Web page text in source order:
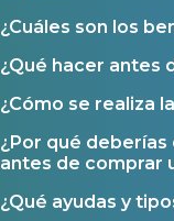
¿Cuáles son los
¿Qué hacer antes
¿Cómo se realiza
¿Por qué
antes de comprar
¿Qué ayudas y
Ayudas